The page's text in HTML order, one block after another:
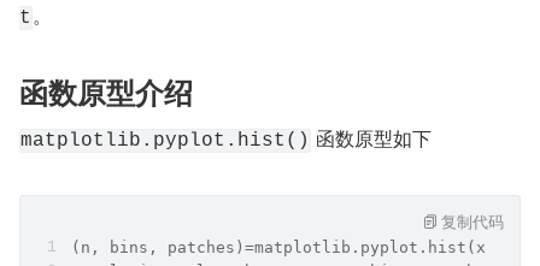
t 。
函数原型介绍
matplotlib.pyplot.hist() 函数原型如下
(n, bins, patches)=matplotlib.pyplot.hist(x,
复制代码